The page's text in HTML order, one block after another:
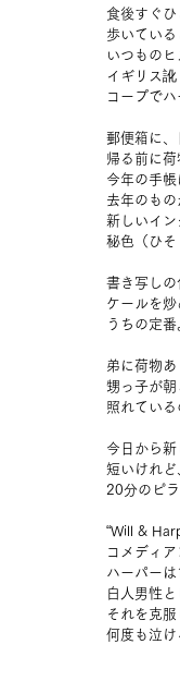
食後すぐひ
歩いている
いつもの
イギリス
コープでハ
郵便箱に、
帰る前に
今年の手
去年のもの
新しいイン
秘色（ひそ
書き写しの
ケールを炒
うちの定番
弟に荷物あ
甥っ子が朝
照れてい
今日から新
短いけれど
20分のピ
“Will &
コメディ
ハーパー
白人男性
それを克服
何度も泣け